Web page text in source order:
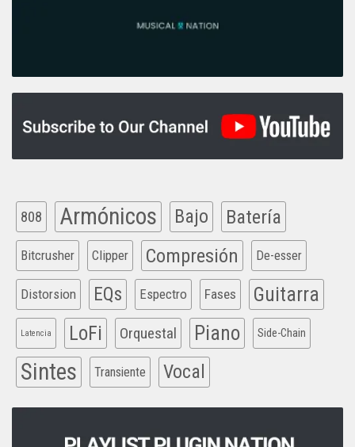
808 Armónicos Bajo Batería
Bitcrusher Clipper Compresión De-esser
Distorsion EQs Espectro Fases Guitarra
Latencia LoFi Orquestal Piano Side-Chain
Sintes Transiente Vocal